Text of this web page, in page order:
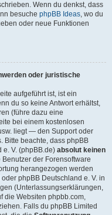
Wenn du denkst, dass
besuche phpBB Ideas, wo du
oder neue Funktionen
oder juristische
aufgeführt ist, ist ein
du so keine Antwort erhältst,
(führe dazu eine
bei einem kostenlosen
liegt — den Support oder
Bitte beachte, dass phpBB
e. V. (phpBB.de) absolut keinen
der Forensoftware
herangezogen werden
phpBB Deutschland e. V. in
(Unterlassungserklärungen,
die Websiten phpbb.com,
Falls du phpBB Limited